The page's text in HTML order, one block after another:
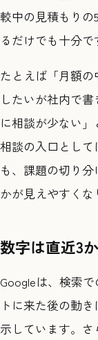
較中の見積もり
るだけでも十分で
たとえば「月額
したいが社内で
に相談が少ない」
相談の入口とし
も、課題の切り
かが見えやすくな
数字は直近3
Googleは、検索
トに来た後の動
示しています。さ